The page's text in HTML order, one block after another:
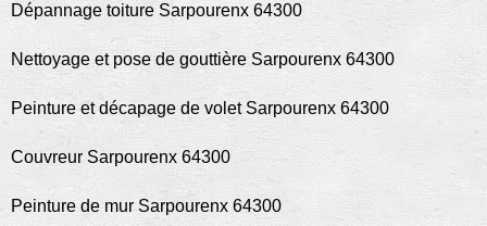
Dépannage toiture Sarpourenx 64300
Nettoyage et pose de gouttière Sarpourenx 64300
Peinture et décapage de volet Sarpourenx 64300
Couvreur Sarpourenx 64300
Peinture de mur Sarpourenx 64300